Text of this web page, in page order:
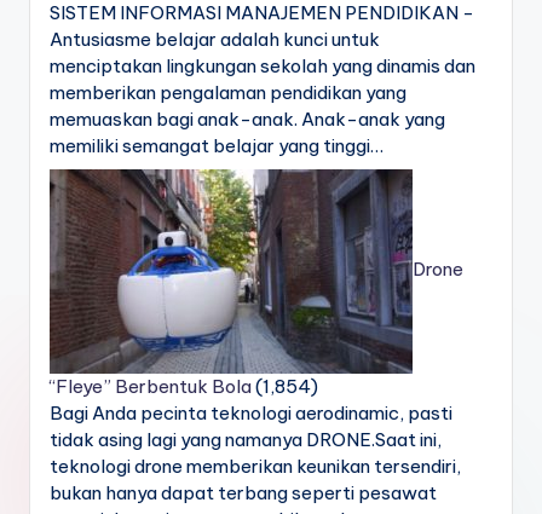
SISTEM INFORMASI MANAJEMEN PENDIDIKAN -
Antusiasme belajar adalah kunci untuk
menciptakan lingkungan sekolah yang dinamis dan
memberikan pengalaman pendidikan yang
memuaskan bagi anak-anak. Anak-anak yang
memiliki semangat belajar yang tinggi…
Drone
“Fleye” Berbentuk Bola(1,854)
Bagi Anda pecinta teknologi aerodinamic, pasti
tidak asing lagi yang namanya DRONE.Saat ini,
teknologi drone memberikan keunikan tersendiri,
bukan hanya dapat terbang seperti pesawat